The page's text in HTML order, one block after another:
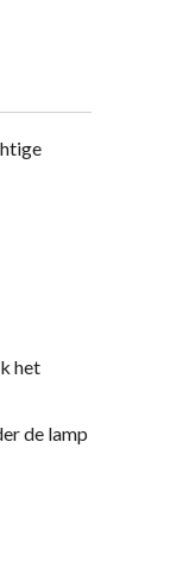
het
de lamp